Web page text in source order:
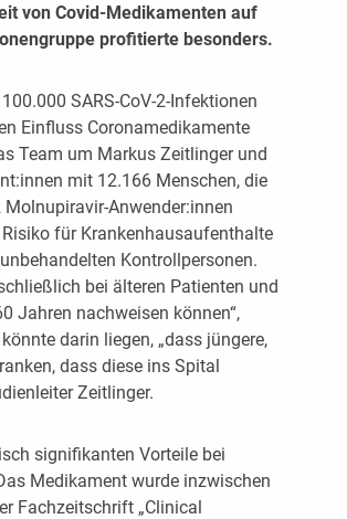
von Covid-Medikamenten auf
profitierte besonders.
SARS-CoV-2-Infektionen
Einfluss Coronamedikamente
Team um Markus Zeitlinger und
mit 12.166 Menschen, die
Anwender:innen
für Krankenhausaufenthalte
Kontrollpersonen.
bei älteren Patienten und
Jahren nachweisen können“,
darin liegen, „dass jüngere,
dass diese ins Spital
Zeitlinger.
signifikanten Vorteile bei
Medikament wurde inzwischen
Fachzeitschrift „Clinical